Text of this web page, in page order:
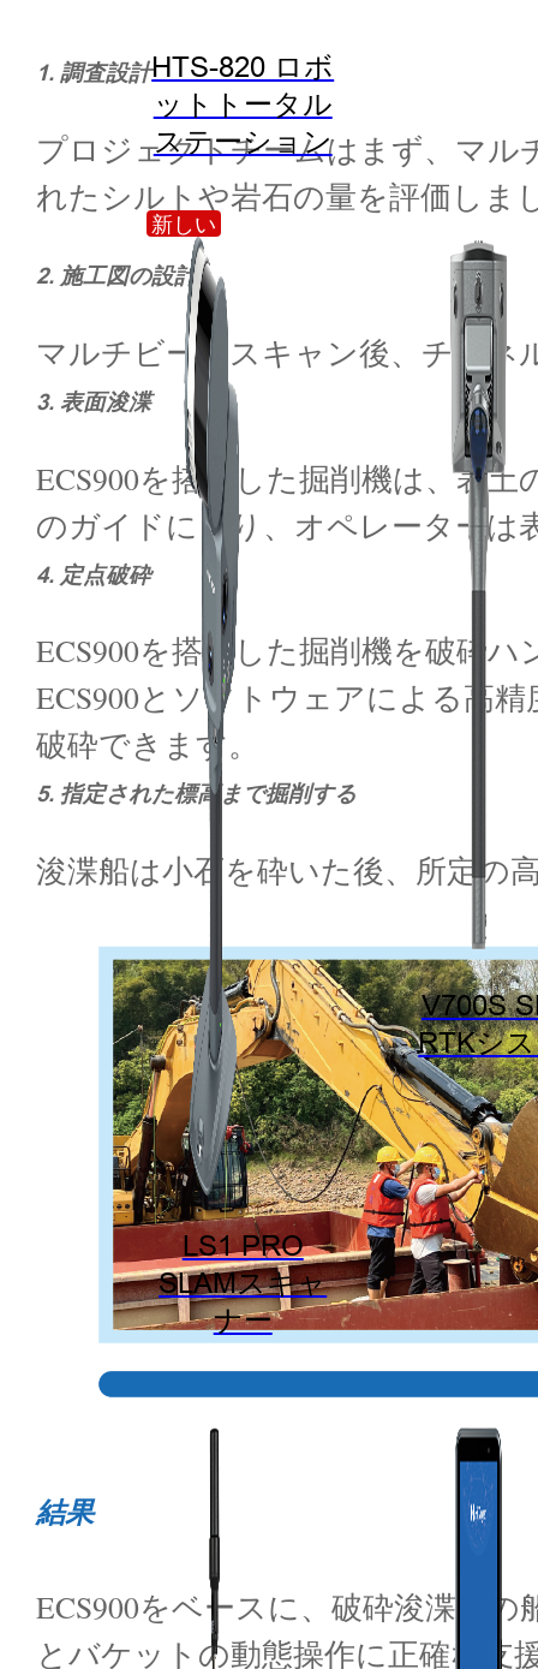
HTS-820 ロボ
ットトータル
ステーション
新しい
LS1 PRO
SLAMスキャ
ナー
V700S
RTKシ
1. 調査設計
プロジェクトチームはまず、マル
れたシルトや岩石の量を評価しま
2. 施工図の設計
マルチビームスキャン後、チャネ
3. 表面浚渫
ECS900を搭載した掘削機は、表
のガイドにより、オペレーターは
4. 定点破砕
ECS900を搭載した掘削機を破砕
ECS900とソフトウェアによる高
破砕できます。
5. 指定された標高まで掘削する
浚渫船は小石を砕いた後、所定の
結果
ECS900をベースに、破砕浚渫船
とバケットの動態操作に正確な支